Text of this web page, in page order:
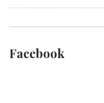
Facebook